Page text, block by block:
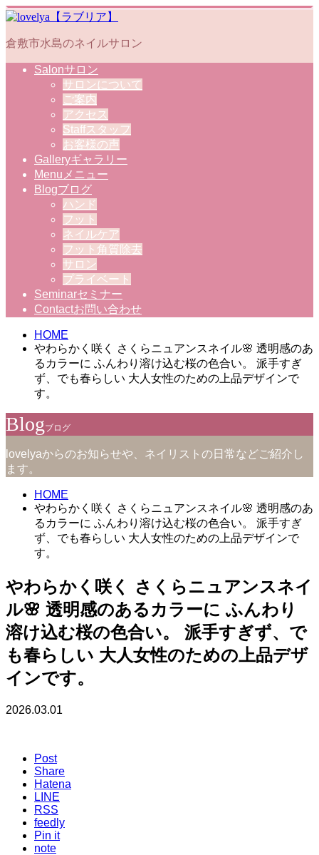
倉敷市水島のネイルサロン
Salonサロン
サロンについて
ご案内
アクセス
Staffスタッフ
お客様の声
Galleryギャラリー
Menu メニュー
Blogブログ
ハンド
フット
ネイルケア
フット角質除去
サロン
プライベート
Seminarセミナー
Contactお問い合わせ
HOME
やわらかく咲く さくらニュアンスネイル🌸 透明感のあ
るカラーに ふんわり溶け込む桜の色合い。 派手すぎ
ず、でも春らしい 大人女性のための上品デザインで
す。
Blogブログ
lovelyaからのお知らせや、ネイリストの日常などご紹介し
ます。
HOME
やわらかく咲く さくらニュアンスネイル🌸 透明感のあ
るカラーに ふんわり溶け込む桜の色合い。 派手すぎ
ず、でも春らしい 大人女性のための上品デザインで
す。
やわらかく咲く さくらニュアンスネイ
ル🌸 透明感のあるカラーに ふんわり
溶け込む桜の色合い。 派手すぎず、で
も春らしい 大人女性のための上品デザ
インです。
2026.03.01
Post
Share
Hatena
LINE
RSS
feedly
Pin it
note